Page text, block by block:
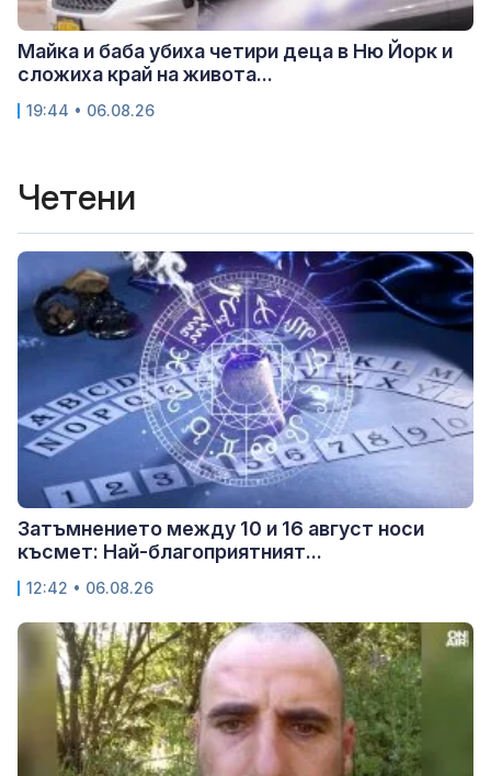
Майка и баба убиха четири деца в Ню Йорк и
сложиха край на живота...
19:44 • 06.08.26
Четени
Затъмнението между 10 и 16 август носи
късмет: Най-благоприятният...
12:42 • 06.08.26